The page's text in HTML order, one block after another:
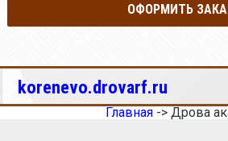
ОФОРМИТЬ
korenevo.drovarf.ru
Главная -> Дрова